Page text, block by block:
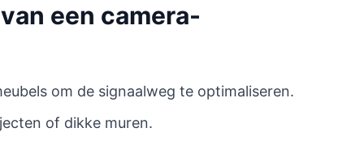
een camera-
om de signaalweg te optimaliseren.
of dikke muren.